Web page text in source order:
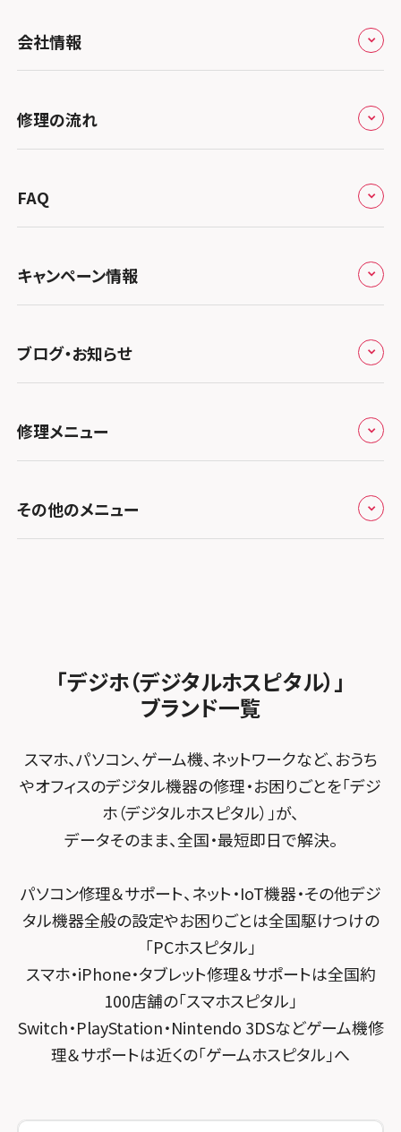
北海道・東北
スマホスピタル大丸札幌
関東
スマホスピタル宇都宮
スマホスピタル 高崎
スマホスピタル鴻巣
スマホスピタル テルル三芳
スマホスピタル 熊谷
スマホスピタル ゲオデジタルベース川口元郷
スマホスピタル埼玉大宮
スマホスピタル テルル蒲生
スマホスピタル テルル新越谷
スマホスピタル テルル草加花栗
スマホスピタル テルル東川口
スマホスピタル テルル松戸五香
スマホスピタル テルル宮野木
スマホスピタル千葉
スマホスピタル 大森
スマホスピタル練馬
スマホスピタル 神田
スマホスピタル三軒茶屋
スマホスピタル秋葉原
北陸・甲信越
スマホスピタルアル・プラザ小松
スマホスピタル 北陸総合修理センター
スマホスピタル 長野
東海
スマホスピタル岐阜
スマホスピタル 浜松
スマホスピタル静岡パルコ
スマホスピタル 藤枝
スマホスピタル名古屋駅前
スマホスピタル名古屋金山
スマホスピタル 大府
スマホスピタル 西枇杷島
スマホスピタル平和が丘
スマホスピタル春日井勝川
関西
スマホスピタル 大阪梅田
スマホスピタル by デジホ 梅田地下（うめちか）
スマホスピタル京橋
スマホスピタル難波
スマホスピタルイオンタウン茨木太田
スマホスピタル住道オペラパーク
スマホスピタル東大阪ロンモール布施
スマホスピタル堺
スマホスピタル 堺出張所
スマホスピタル京都河原町
スマホスピタル宇治槙島
スマホスピタル烏丸
スマホスピタル 京都宇治
スマホスピタル 福知山
スマホスピタル神戸三宮
中国・四国
スマホスピタル岡山駅前
スマホスピタル西条
スマホスピタル by デジホ マークイズ福岡もも
ち
スマホスピタル福岡天神
スマホスピタル熊本下通
スマホスピタル GODOモバイル大分府内町
会社情報
会社概要
総務省登録業者
特定商取引法に関する表記
プライバシーポリシー
郵送修理依頼
修理の流れ
郵送修理の流れ
FAQ
キャンペーン情報
キャンペーン一覧
ブログ・お知らせ
お知らせ
修理メニュー
iPhone修理メニュー
MacBook修理メニュー
その他のメニュー
FCNTスマートフォン修理
「デジホ（デジタルホスピタル）」
ブランド一覧
スマホ、パソコン、ゲーム機、ネットワークなど、おうち
やオフィスのデジタル機器の修理・お困りごとを「デジ
ホ（デジタルホスピタル）」が、
データそのまま、全国・最短即日で解決。
パソコン修理＆サポート、ネット・IoT機器・その他デジ
タル機器全般の設定やお困りごとは全国駆けつけの
「PCホスピタル」
スマホ・iPhone・タブレット修理＆サポートは全国約
100店舗の「スマホスピタル」
Switch・PlayStation・Nintendo 3DSなどゲーム機修
理＆サポートは近くの「ゲームホスピタル」へ